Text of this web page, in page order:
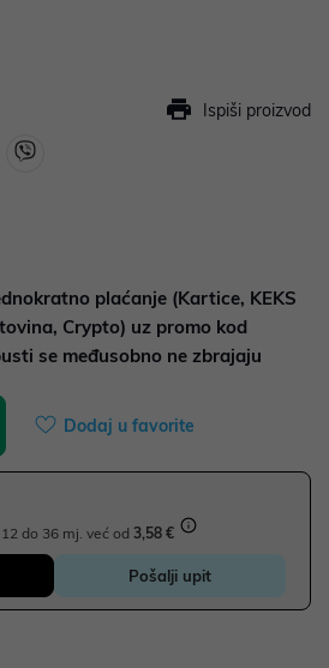
Ispiši proizvod
plaćanje (Kartice, KEKS
Crypto) uz promo kod
se međusobno ne zbrajaju
Dodaj u favorite
do 36 mj. već od 3,58 €
Pošalji upit